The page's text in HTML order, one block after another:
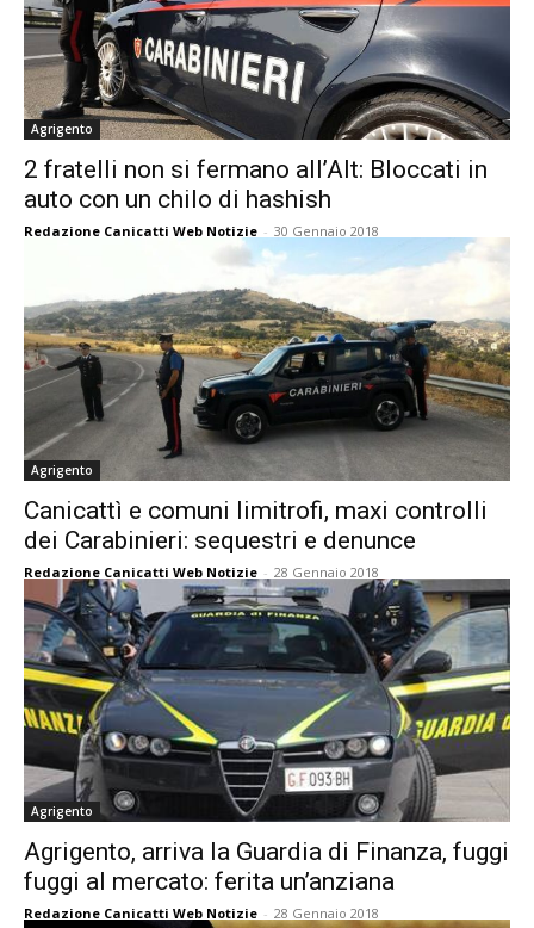
Agrigento
2 fratelli non si fermano all’Alt: Bloccati in
auto con un chilo di hashish
Redazione Canicatti Web Notizie - 30 Gennaio 2018
Agrigento
Canicattì e comuni limitrofi, maxi controlli
dei Carabinieri: sequestri e denunce
Redazione Canicatti Web Notizie - 28 Gennaio 2018
Agrigento
Agrigento, arriva la Guardia di Finanza, fuggi
fuggi al mercato: ferita un’anziana
Redazione Canicatti Web Notizie - 28 Gennaio 2018